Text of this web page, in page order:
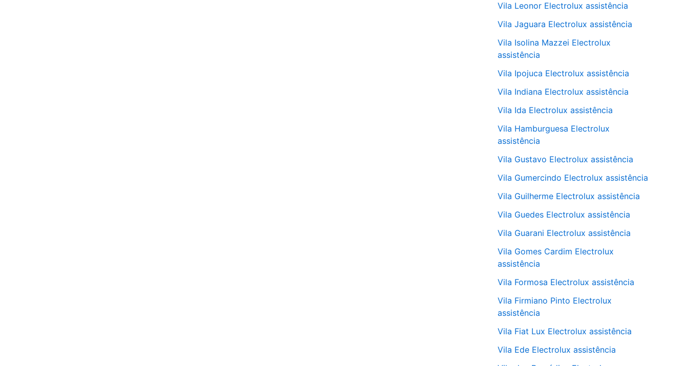
Vila Leonor Electrolux assistência
Vila Jaguara Electrolux assistência
Vila Isolina Mazzei Electrolux
assistência
Vila Ipojuca Electrolux assistência
Vila Indiana Electrolux assistência
Vila Ida Electrolux assistência
Vila Hamburguesa Electrolux
assistência
Vila Gustavo Electrolux assistência
Vila Gumercindo Electrolux assistência
Vila Guilherme Electrolux assistência
Vila Guedes Electrolux assistência
Vila Guarani Electrolux assistência
Vila Gomes Cardim Electrolux
assistência
Vila Formosa Electrolux assistência
Vila Firmiano Pinto Electrolux
assistência
Vila Fiat Lux Electrolux assistência
Vila Ede Electrolux assistência